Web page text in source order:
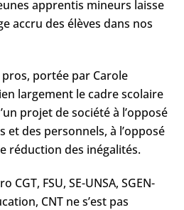
apprentis mineurs laisse
accru des élèves dans nos
portée par Carole
largement le cadre scolaire
projet de société à l’opposé
et des personnels, à l’opposé
réduction des inégalités.
CGT, FSU, SE-UNSA, SGEN-
CNT ne s’est pas